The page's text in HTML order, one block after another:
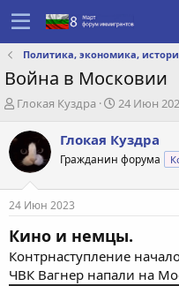
Политика, экономика,
Война в Московии
А
т
о
р
е
м
ы
Глокая Куздра
Д
т
а
с
а
н
и
я
24 Июн
Глокая Куздра
Гражданин форума
24 Июн 2023
Кино и немцы.
Контрнаступление
ЧВК Вагнер напали на